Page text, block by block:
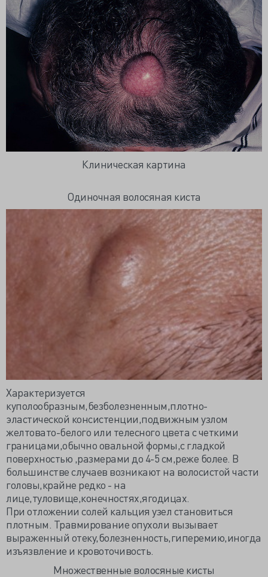
Клиническая картина
Одиночная волосяная киста
Характеризуется
куполообразным,безболезненным,плотно-
эластической консистенции,подвижным узлом
желтовато-белого или телесного цвета с четкими
границами,обычно овальной формы,с гладкой
поверхностью ,размерами до 4-5 см,реже более. В
большинстве случаев возникают на волосистой части
головы,крайне редко - на
лице,туловище,конечностях,ягодицах.
При отложении солей кальция узел становиться
плотным. Травмирование опухоли вызывает
выраженный отеку,болезненность,гиперемию,иногда
изъязвление и кровоточивость.
Множественные волосяные кисты